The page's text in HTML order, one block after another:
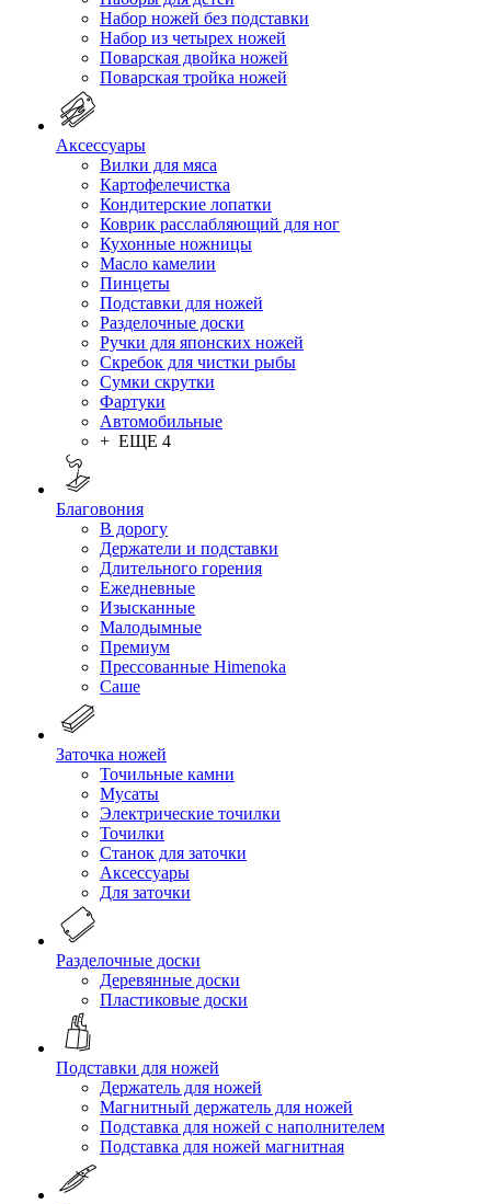
Набор ножей без подставки
Набор из четырех ножей
Поварская двойка ножей
Поварская тройка ножей
Аксессуары
Вилки для мяса
Картофелечистка
Кондитерские лопатки
Коврик расслабляющий для ног
Кухонные ножницы
Масло камелии
Пинцеты
Подставки для ножей
Разделочные доски
Ручки для японских ножей
Скребок для чистки рыбы
Сумки скрутки
Фартуки
Автомобильные
+ ЕЩЕ 4
Благовония
В дорогу
Держатели и подставки
Длительного горения
Ежедневные
Изысканные
Малодымные
Премиум
Прессованные Himenoka
Саше
Заточка ножей
Точильные камни
Мусаты
Электрические точилки
Точилки
Станок для заточки
Аксессуары
Для заточки
Разделочные доски
Деревянные доски
Пластиковые доски
Подставки для ножей
Держатель для ножей
Магнитный держатель для ножей
Подставка для ножей с наполнителем
Подставка для ножей магнитная